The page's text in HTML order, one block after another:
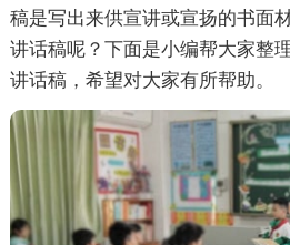
稿是写出来供宣讲或宣扬的书面
讲话稿呢？下面是小编帮大家整
讲话稿，希望对大家有所帮助。